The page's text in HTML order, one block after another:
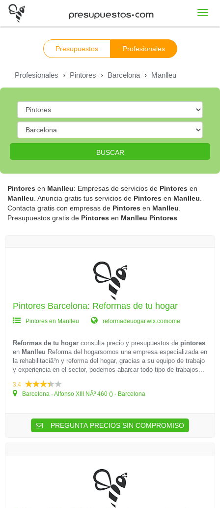
Presupuestos Profesionales
Profesionales › Pintores › Barcelona › Manlleu
BUSCAR
Pintores en Manlleu: Empresas de servicios de Pintores en
Manlleu . Anuncia gratis tus servicios de Pintores en Manlleu
Contacta gratis con empresas de Pintores en Manlleu
Presupuestos gratis de Pintores en Manlleu Pintores
Pintores Barcelona: Reformas de tu hogar
Pintores en Manlleu reformadeuogar.wix.comome
Reformas de tu hogar consulta precio y presupuestos de pintores
en Manlleu Reforma del hogarsomos una empresa especializada en
la rehabilitaciã³n y reforma del hogar, gracias a su equipo de trabajo
y experiencia en el sector, podemos abarcar todo tipo de trabajos...
3.4
Barcelona - Alfonso XIII NÂº 460 () - Barcelona
PREGUNTA PRECIOS SIN COMPROMISO